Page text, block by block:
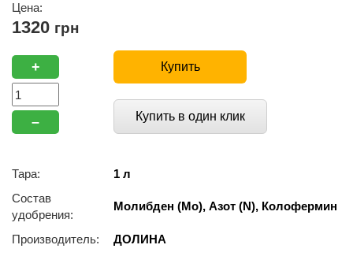
Цена:
1320 грн
+
–
Купить
Купить в один клик
Тара:
1 л
Состав
удобрения:
Молибден (Mo), Азот (N), Колофермин
Производитель:
ДОЛИНА